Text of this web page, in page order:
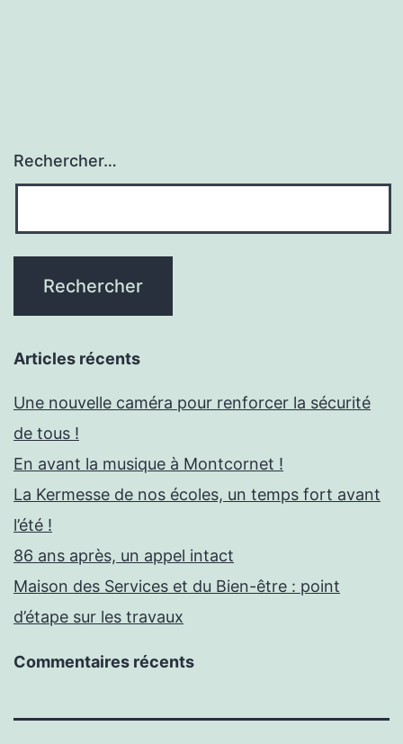
Rechercher…
Articles récents
Une nouvelle caméra pour renforcer la sécurité
de tous !
En avant la musique à Montcornet !
La Kermesse de nos écoles, un temps fort avant
l’été !
86 ans après, un appel intact
Maison des Services et du Bien-être : point
d’étape sur les travaux
Commentaires récents